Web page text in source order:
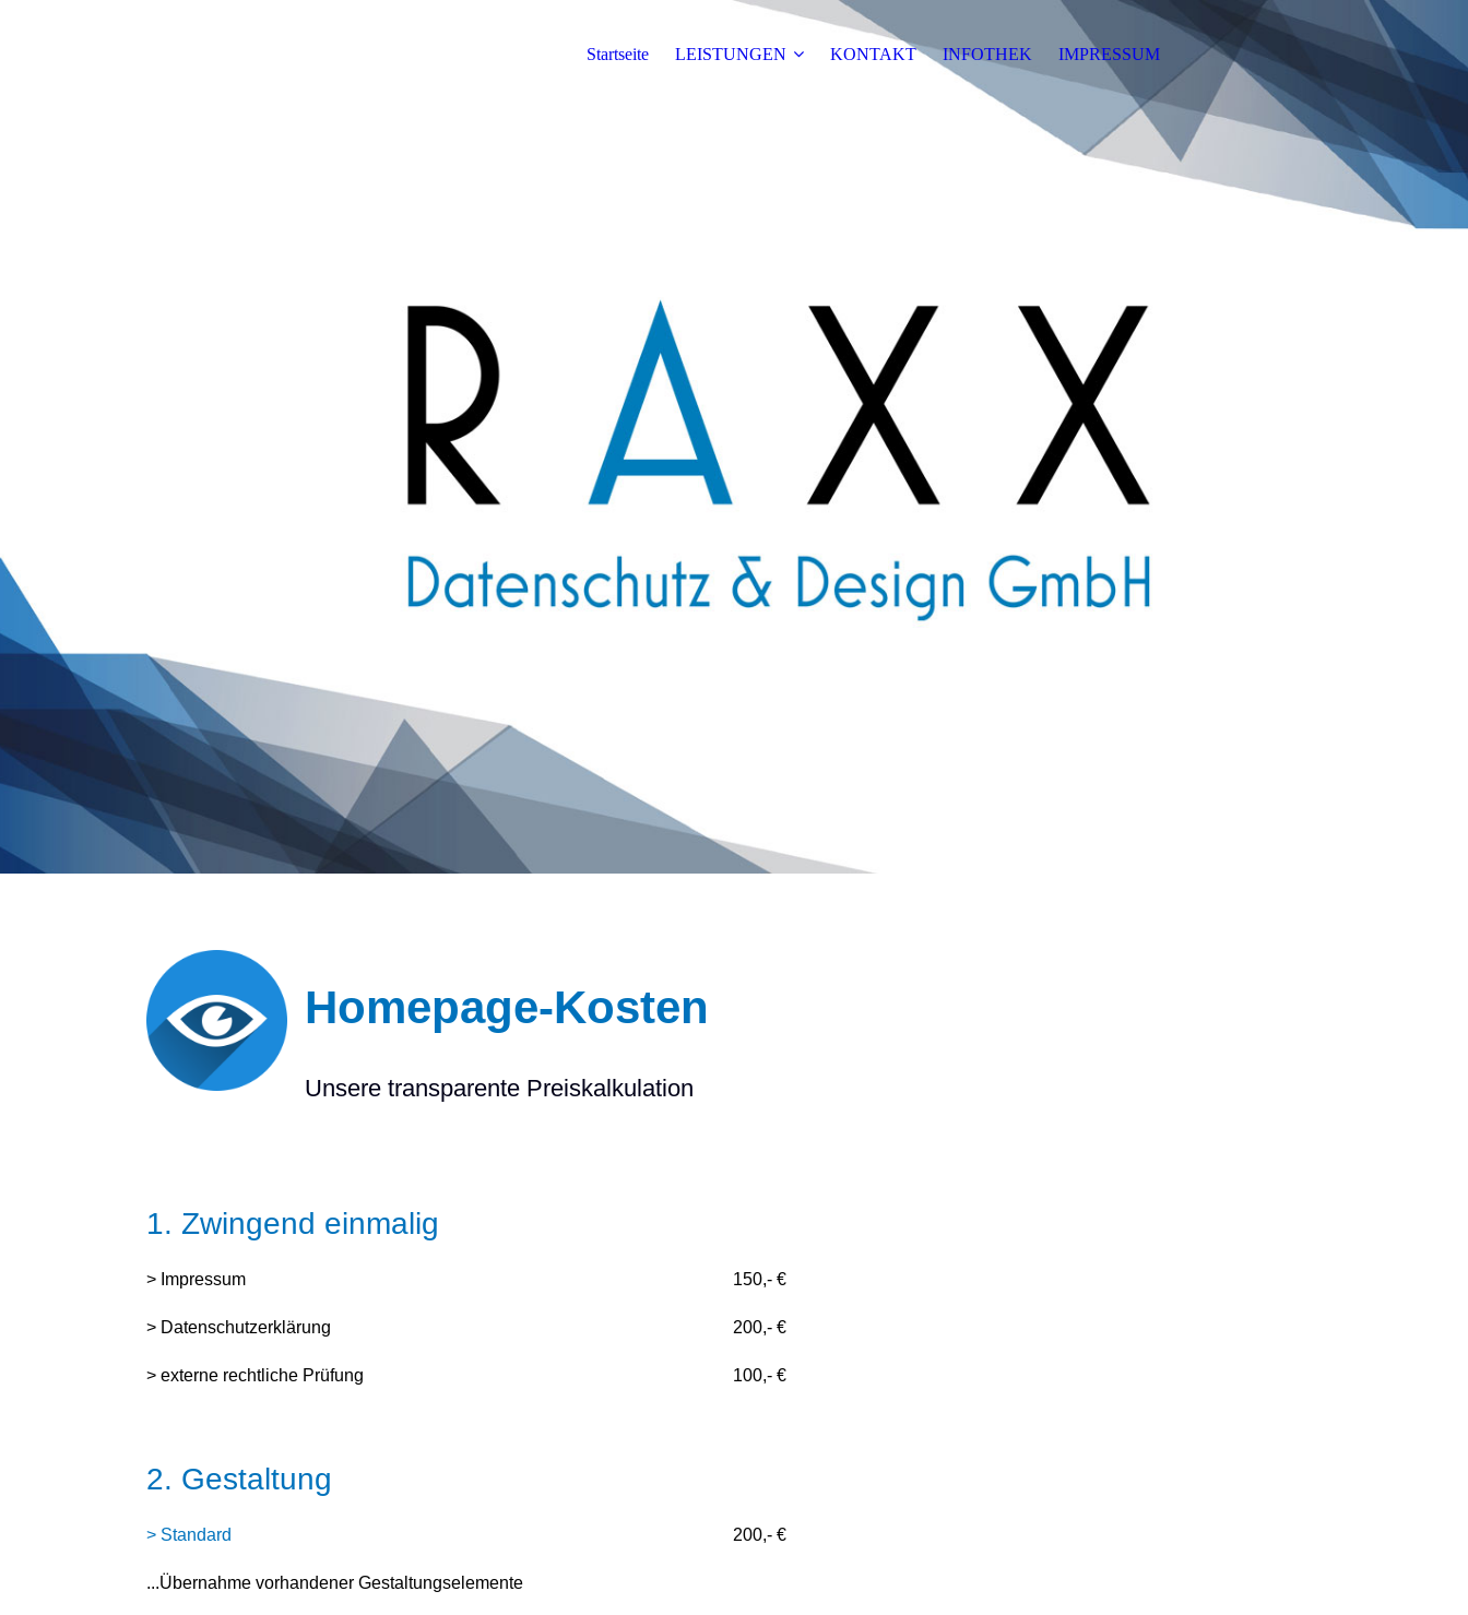
Startseite LEISTUNGEN KONTAKT INFOTHEK IMPRESSUM
Homepage-Kosten
Unsere transparente Preiskalkulation
1.Zwingend einmalig
> Impressum 150,- €
> Datenschutzerklärung 200,- €
> externe rechtliche Prüfung 100,- €
2. Gestaltung
> Standard 200,- €
...Übernahme vorhandener Gestaltungselemente